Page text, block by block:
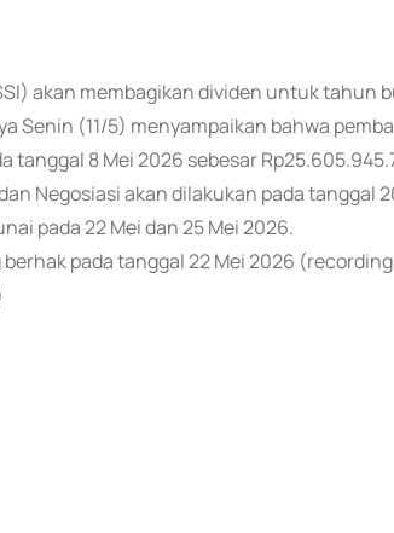
akan membagikan dividen untuk tahun
Senin (11/5) menyampaikan bahwa
tanggal 8 Mei 2026 sebesar
Negosiasi akan dilakukan pada tanggal
pada 22 Mei dan 25 Mei 2026.
pada tanggal 22 Mei 2026